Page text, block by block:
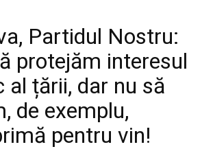
Partidul Nostru:
protejăm interesul
al țării, dar nu să
de exemplu,
pentru vin!